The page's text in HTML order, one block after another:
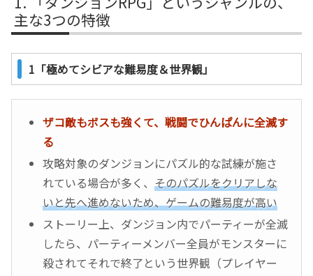
主な3つの特徴
1「極めてシビアな難易度＆世界観」
ザコ敵もボスも強くて、戦闘でひんぱんに全滅す
る
攻略対象のダンジョンにパズル的な試練が施さ
れている場合が多く、そのパズルをクリアしな
いと先へ進めないため、ゲームの難易度が高い
ストーリー上、ダンジョン内でパーティーが全滅
したら、パーティーメンバー全員がモンスターに
殺されてそれで終了という世界観（プレイヤー